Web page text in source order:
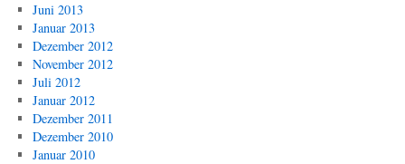
Juni 2013
Januar 2013
Dezember 2012
November 2012
Juli 2012
Januar 2012
Dezember 2011
Dezember 2010
Januar 2010